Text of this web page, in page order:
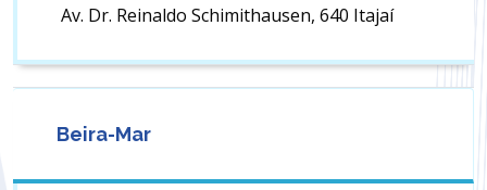
Av. Dr. Reinaldo Schimithausen, 640 Itajaí
Beira-Mar